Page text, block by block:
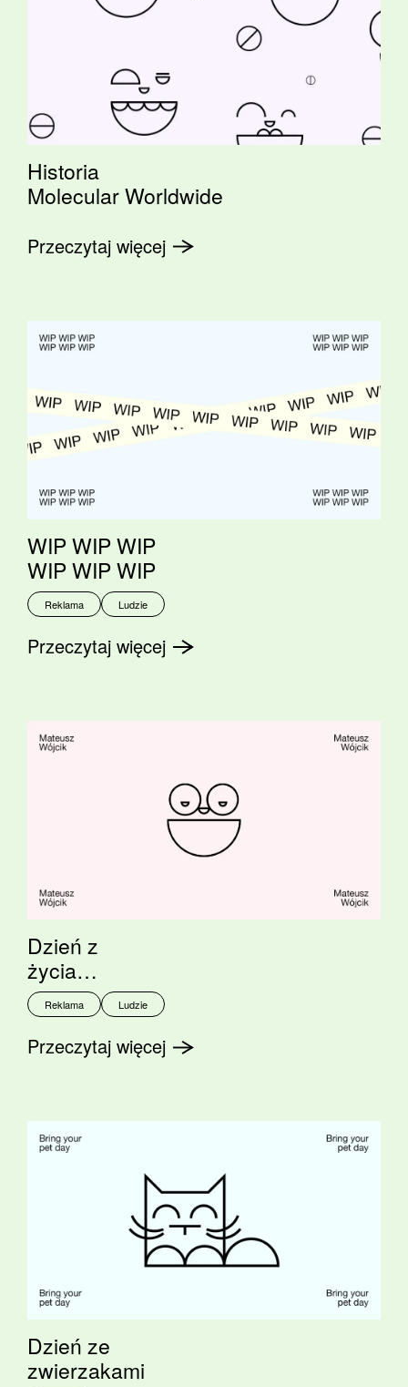
Historia
Molecular Worldwide
Przeczytaj więcej
WIP WIP WIP
WIP WIP WIP
Reklama Ludzie
Przeczytaj więcej
Dzień z
życia…
Reklama Ludzie
Przeczytaj więcej
Dzień ze
zwierzakami